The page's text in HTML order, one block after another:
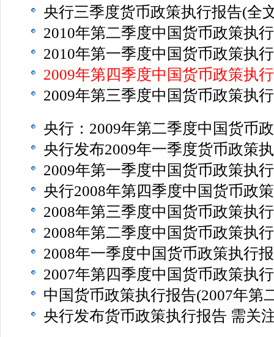
央行三季度货币政策执行报告(全
2010年第二季度中国货币政策执
2010年第一季度中国货币政策执
2009年第四季度中国货币政策执
2009年第三季度中国货币政策执
央行：2009年第二季度中国货币
央行发布2009年一季度货币政策
2009年第一季度中国货币政策执
央行2008年第四季度中国货币政
2008年第三季度中国货币政策执
2008年第二季度中国货币政策执
2008年一季度中国货币政策执行
2007年第四季度中国货币政策执
中国货币政策执行报告(2007年第
央行发布货币政策执行报告 需关